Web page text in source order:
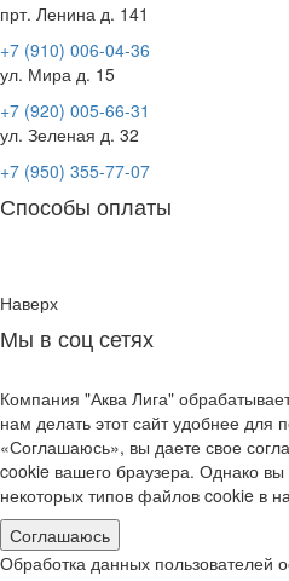
прт. Ленина д. 141
+7 (910) 006-04-36
ул. Мира д. 15
+7 (920) 005-66-31
ул. Зеленая д. 32
+7 (950) 355-77-07
Способы оплаты
Наверх
Мы в соц сетях
Компания "Аква Лига"
нам делать этот сайт удобнее для
«Соглашаюсь», вы даете свое
cookie вашего браузера. Однако вы
некоторых типов файлов cookie в
Соглашаюсь
Обработка данных пользователей